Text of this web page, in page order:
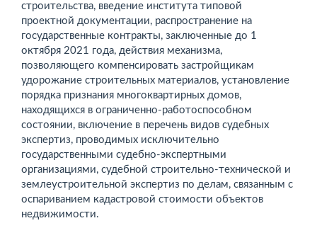
строительства, введение института типовой
проектной документации, распространение на
государственные контракты, заключенные до 1
октября 2021 года, действия механизма,
позволяющего компенсировать застройщикам
удорожание строительных материалов, установление
порядка признания многоквартирных домов,
находящихся в ограниченно-работоспособном
состоянии, включение в перечень видов судебных
экспертиз, проводимых исключительно
государственными судебно-экспертными
организациями, судебной строительно-технической и
землеустроительной экспертиз по делам, связанным с
оспариванием кадастровой стоимости объектов
недвижимости.